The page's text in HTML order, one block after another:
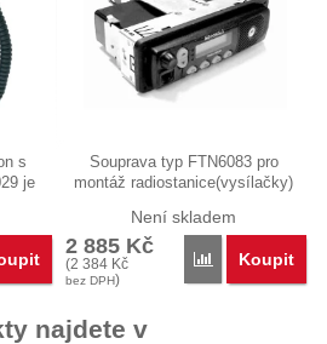
s
je
Souprava typ FTN6083 pro
montáž radiostanice(vysílačky)
Není skladem
2 885 Kč
(2 384 Kč
bez DPH)
Porovnat
Koupit
najdete v